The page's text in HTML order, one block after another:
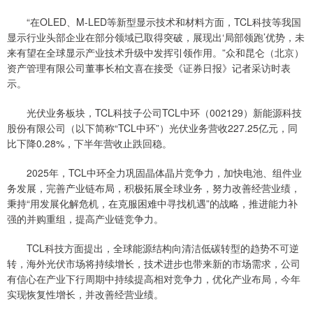
“在OLED、M-LED等新型显示技术和材料方面，TCL科技等我国
显示行业头部企业在部分领域已取得突破，展现出‘局部领跑’优势，未
来有望在全球显示产业技术升级中发挥引领作用。”众和昆仑（北京）
资产管理有限公司董事长柏文喜在接受《证券日报》记者采访时表
示。
光伏业务板块，TCL科技子公司TCL中环（002129）新能源科技
股份有限公司（以下简称“TCL中环”）光伏业务营收227.25亿元，同
比下降0.28%，下半年营收止跌回稳。
2025年，TCL中环全力巩固晶体晶片竞争力，加快电池、组件业
务发展，完善产业链布局，积极拓展全球业务，努力改善经营业绩，
秉持“用发展化解危机，在克服困难中寻找机遇”的战略，推进能力补
强的并购重组，提高产业链竞争力。
TCL科技方面提出，全球能源结构向清洁低碳转型的趋势不可逆
转，海外光伏市场将持续增长，技术进步也带来新的市场需求，公司
有信心在产业下行周期中持续提高相对竞争力，优化产业布局，今年
实现恢复性增长，并改善经营业绩。